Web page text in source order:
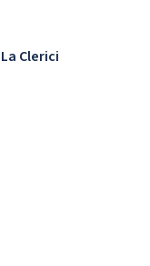
Clerici